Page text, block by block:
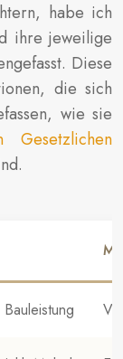
habe ich
ihre jeweilige
Diese
die sich
wie sie
Gesetzlichen